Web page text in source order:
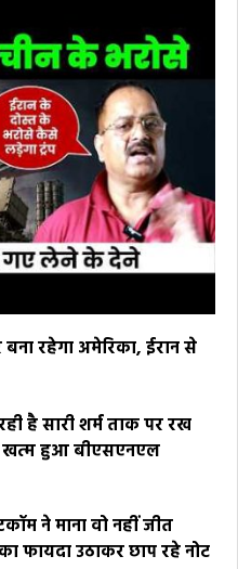
रहेगा अमेरिका, ईरान से
है सारी शर्म ताक पर रख
हुआ बीएसएनएल
ने माना वो नहीं जीत
फायदा उठाकर छाप रहे नोट